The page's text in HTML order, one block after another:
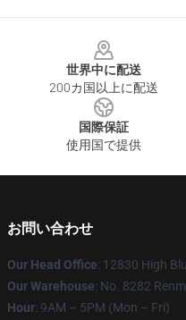
世界中に配送
200カ国以上に配送
国際保証
使用国で提供
お問い合わせ
Our Head Office: 12830 High
Our Warehouse: No. 8282
Hour: 9AM – 5PM (Mon – Fri)